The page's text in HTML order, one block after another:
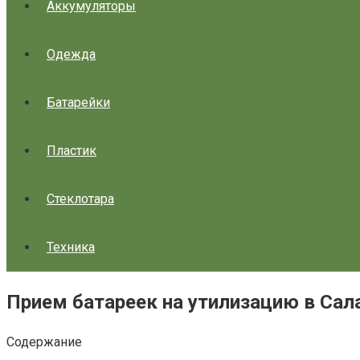
Аккумуляторы
Одежда
Батарейки
Пластик
Стеклотара
Техника
Прием батареек на утилизацию в
Содержание